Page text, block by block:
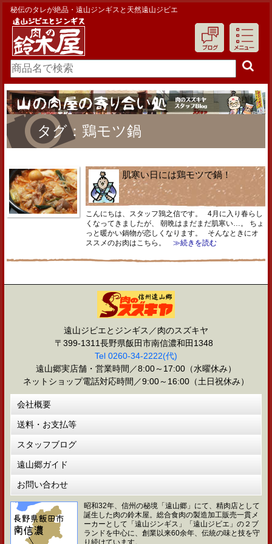
秘伝のタレが絶品・遠山ジンギスと天然遠山ジビエ
タグ：鶏モツ鍋
肌寒い日には鶏モツで鍋！
こんにちは、スタッフ鶉之信です。 4月に入り春らし
くなってきましたが、 朝晩はまだまだ肌寒い…。 ちょ
っと暖かい鍋物が恋しくなります。 そんなときにオ
ススメのお肉はこちら。
≫続きを読む
遠山ジビエとジンギス／肉のスズキヤ
〒399-1311長野県飯田市南信濃和田1348
Tel 0260-34-2222(代)
遠山郷実店舗・営業時間／8:00～17:00（水曜休み）
ネットショップ電話対応時間／9:00～16:00（土日祝休み）
会社概要
送料・お支払等
スタッフブログ
遠山郷ガイド
お問い合わせ
昭和32年、信州の秘境「遠山郷」にて、精肉店として
誕生した肉の鈴木屋。総合食肉の製造加工販売一貫メ
ーカーとして「遠山ジンギス」「遠山ジビエ」の２ブ
ランドを中心に、創業以来60余年、伝統の味と技を守
り続けています。